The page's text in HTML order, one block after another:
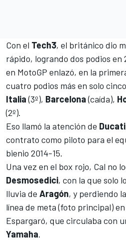
Con el Tech3, el británico dio
rápido, logrando dos podios en
en MotoGP enlazó, en la
cuatro podios más en solo
Italia(3º), Barcelona(caída),
(2º).
Eso llamó la atención de Ducati
contrato como piloto para el
bienio 2014-15.
Una vez en el box rojo, Cal no
Desmosedici, con la que solo
lluvia de Aragón, y perdiendo
línea de meta (foto principal)
Espargaró, que circulaba con
Yamaha.